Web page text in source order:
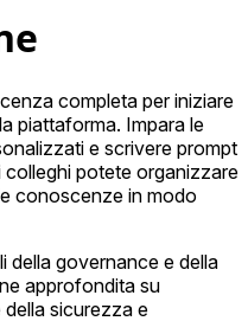
completa per iniziare
piattaforma. Impara le
e scrivere prompt
potete organizzare
conoscenze in modo
della governance e della
approfondita su
sicurezza e